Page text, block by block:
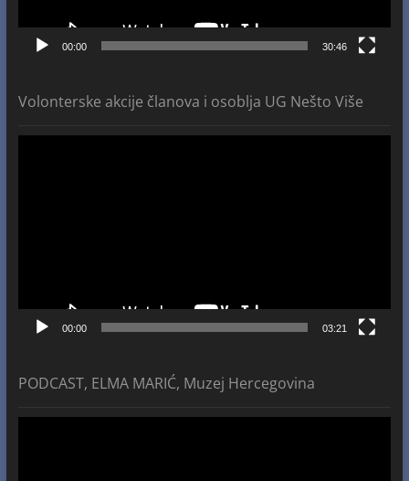
00:00 30:46
Volonterske akcije članova i osoblja UG Nešto Više
00:00 03:21
PODCAST, ELMA MARIĆ, Muzej Hercegovina